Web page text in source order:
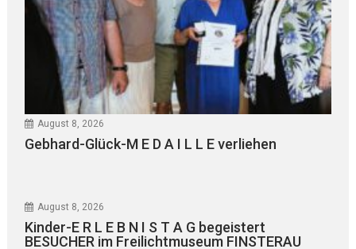
August 8, 2026
Gebhard-Glück-M E D A I L L E verliehen
August 8, 2026
Kinder-E R L E B N I S T A G begeistert
BESUCHER im Freilichtmuseum FINSTERAU